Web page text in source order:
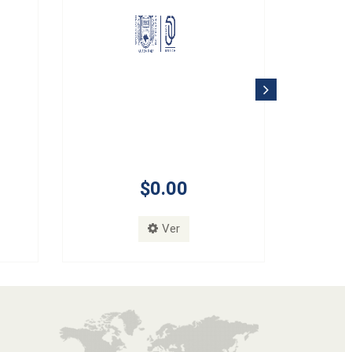
$0.00
Ver